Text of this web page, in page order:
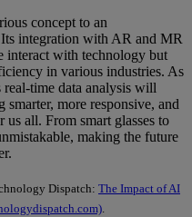
concept to an
integration with AR and MR
interact with technology but
in various industries. As
time data analysis will
more responsive, and
us all. From smart glasses to
making the future
Dispatch: The Impact of AI
.